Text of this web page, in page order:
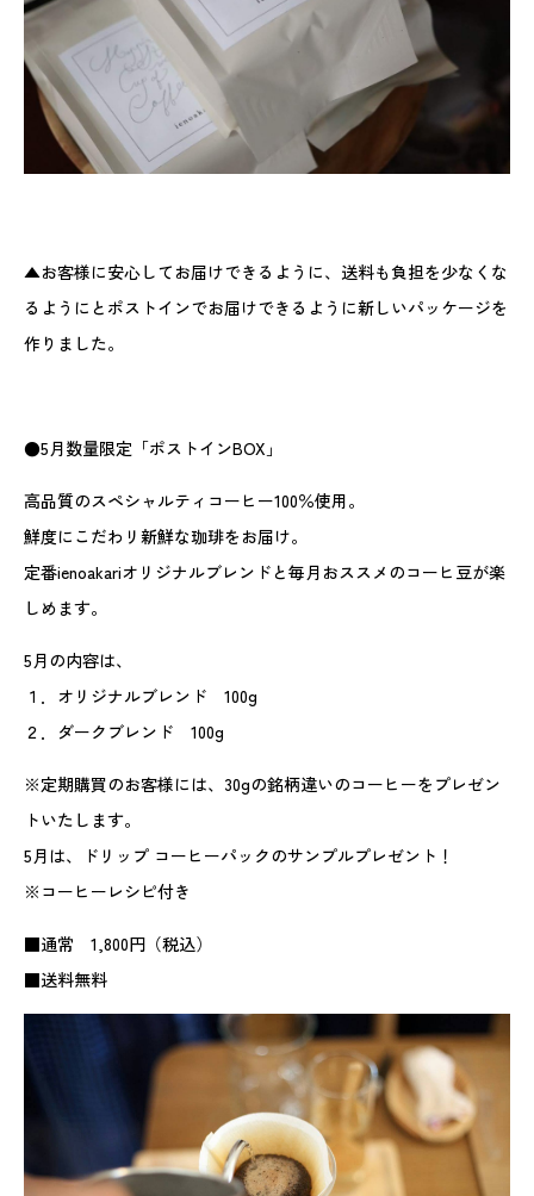
▲お客様に安心してお届けできるように、送料も負担を少なくな
るようにとポストインでお届けできるように新しいパッケージを
作りました。
●5月数量限定「ポストインBOX」
高品質のスペシャルティコーヒー100％使用。
鮮度にこだわリ新鮮な珈琲をお届け。
定番ienoakariオリジナルブレンドと毎月おススメのコーヒ豆が楽
しめます。
5月の内容は、
１．オリジナルブレンド 100g
２．ダークブレンド 100g
※定期購買のお客様には、30gの銘柄違いのコーヒーをプレゼン
トいたします。
5月は、ドリップ コーヒーパックのサンプルプレゼント！
※コーヒーレシピ付き
■通常 1,800円（税込）
■送料無料